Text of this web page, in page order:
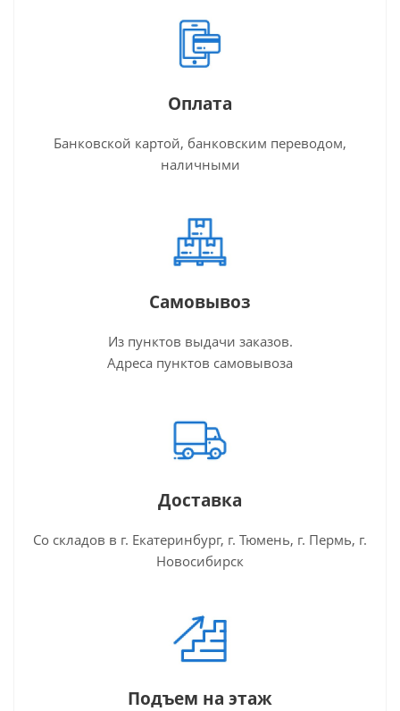
Оплата
Банковской картой, банковским переводом,
наличными
Самовывоз
Из пунктов выдачи заказов.
Адреса пунктов самовывоза
Доставка
Со складов в г. Екатеринбург, г. Тюмень, г. Пермь, г.
Новосибирск
Подъем на этаж